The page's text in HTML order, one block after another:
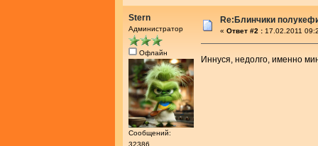
Stern
Администратор
Офлайн
Сообщений:
32386
Re:Блинчики
« Ответ #2 : 17.02.2011
Иннуся, недолго, именно